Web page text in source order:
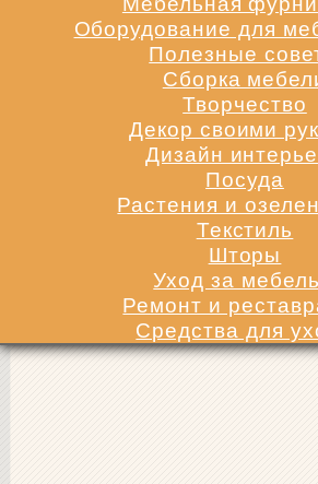
Оборудование для
Полезные
Сборка
Творчество
Декор своими
Дизайн
Посуда
Растения и
Текстиль
Шторы
Уход за
Ремонт и
Средства для